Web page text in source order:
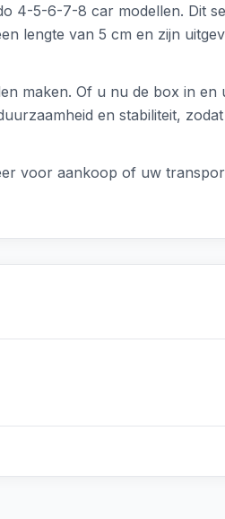
4-5-6-7-8 car modellen. Dit
lengte van 5 cm en zijn
maken. Of u nu de box in
en stabiliteit,
voor aankoop of uw